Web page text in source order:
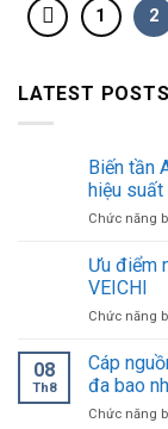
1 2
LATEST POSTS
Biến tần
hiệu suất
Chức năng
Ưu điểm
VEICHI
Chức năng
08
Th8
Cáp
đa bao
Chức năng